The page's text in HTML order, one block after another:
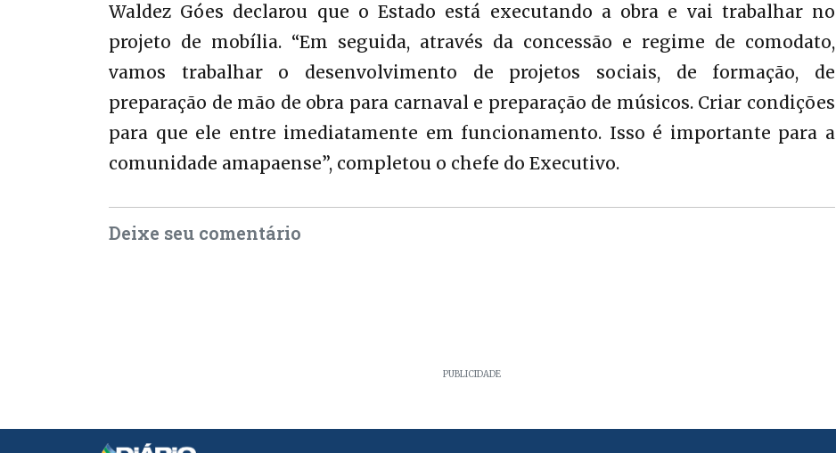
Waldez Góes declarou que o Estado está executando a obra e vai trabalhar no
projeto de mobília. “Em seguida, através da concessão e regime de comodato,
vamos trabalhar o desenvolvimento de projetos sociais, de formação, de
preparação de mão de obra para carnaval e preparação de músicos. Criar condições
para que ele entre imediatamente em funcionamento. Isso é importante para a
comunidade amapaense”, completou o chefe do Executivo.
Deixe seu comentário
PUBLICIDADE